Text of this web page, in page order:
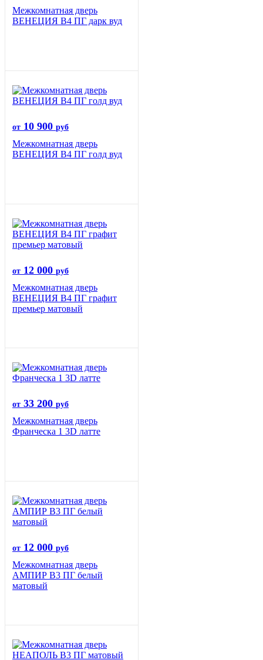
Межкомнатная дверь
ВЕНЕЦИЯ B4 ПГ дарк вуд
от 10 900 руб
Межкомнатная дверь
ВЕНЕЦИЯ B4 ПГ голд вуд
от 12 000 руб
Межкомнатная дверь
ВЕНЕЦИЯ B4 ПГ графит
премьер матовый
от 33 200 руб
Межкомнатная дверь
Франческа 1 3D латте
от 12 000 руб
Межкомнатная дверь
АМПИР В3 ПГ белый
матовый